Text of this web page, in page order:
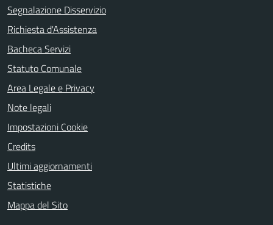
Segnalazione Disservizio
Richiesta d'Assistenza
Bacheca Servizi
Statuto Comunale
Area Legale e Privacy
Note legali
Impostazioni Cookie
Credits
Ultimi aggiornamenti
Statistiche
Mappa del Sito